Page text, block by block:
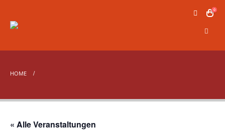
0
HOME
« Alle Veranstaltungen